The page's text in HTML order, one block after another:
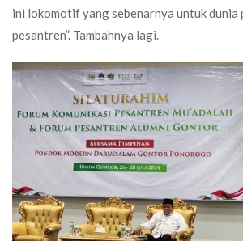
ini lokomotif yang sebenarnya untuk dunia
pesantren”. Tambahnya lagi.